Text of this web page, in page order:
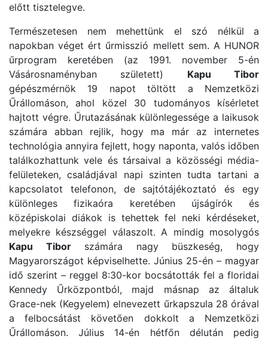
előtt tisztelegve.
Természetesen nem mehettünk el szó nélkül a
napokban véget ért űrmisszió mellett sem. A HUNOR
űrprogram keretében (az 1991. november 5-én
Vásárosnaményban született) Kapu Tibor
gépészmérnök 19 napot töltött a Nemzetközi
Űrállomáson, ahol közel 30 tudományos kísérletet
hajtott végre. Űrutazásának különlegessége a laikusok
számára abban rejlik, hogy ma már az internetes
technológia annyira fejlett, hogy naponta, valós időben
találkozhattunk vele és társaival a közösségi média-
felületeken, családjával napi szinten tudta tartani a
kapcsolatot telefonon, de sajtótájékoztató és egy
különleges fizikaóra keretében újságírók és
középiskolai diákok is tehettek fel neki kérdéseket,
melyekre készséggel válaszolt. A mindig mosolygós
Kapu Tiborszámára nagy büszkeség, hogy
Magyarországot képviselhette. Június 25-én – magyar
idő szerint – reggel 8:30-kor bocsátották fel a floridai
Kennedy Űrközpontból, majd másnap az általuk
Grace-nek (Kegyelem) elnevezett űrkapszula 28 órával
a felbocsátást követően dokkolt a Nemzetközi
Űrállomáson. Július 14-én hétfőn délután pedig